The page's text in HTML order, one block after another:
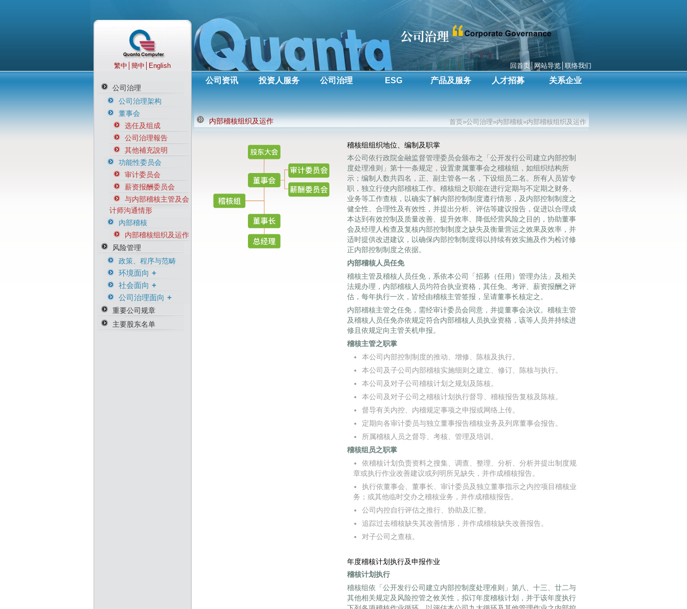
繁中 簡中 English 回首页│ 网站导览│ 联络我们
公司治理
公司治理架构
董事会
选任及组成
公司治理報告
其他補充說明
功能性委员会
审计委员会
薪资报酬委员会
与内部稽核主管及会
计师沟通情形
內部稽核
内部稽核组织及运作
风险管理
政策、程序与范畴
环境面向
环境危机风险
环境管理与职安相关
证书
社会面向
人权意识风险險
公司治理面向
商务因应风险
营运持续风险
重要公司规章
主要股东名单
公司资讯 投资人服务 公司治理 ESG 产品及服务 人才招募 关系企业
内部稽核组织及运作 首页»公司治理»内部稽核»内部稽核组织及运作
稽核组组织地位、编制及职掌
本公司依行政院金融监督管理委员会颁布之「公开发行公司建立内部控制
度处理准则」第十一条规定，设置隶属董事会之稽核组，如组织结构所
示；编制人数共四名，正、副主管各一名，下设组员二名。所有人员皆专
职，独立行使内部稽核工作。稽核组之职能在进行定期与不定期之财务、
业务等工作查核，以确实了解内部控制制度遵行情形，及内部控制制度之
健全性、合理性及有效性，并提出分析、评估等建议报告，促进以合理成
本达到有效控制及质量改善、提升效率、降低经营风险之目的，协助董事
会及经理人检查及复核内部控制制度之缺失及衡量营运之效果及效率，并
适时提供改进建议，以确保内部控制制度得以持续有效实施及作为检讨修
正内部控制制度之依据。
内部稽核人员任免
稽核主管及稽核人员任免，系依本公司「招募（任用）管理办法」及相关
法规办理，内部稽核人员均符合执业资格，其任免、考评、薪资报酬之评
估，每年执行一次，皆经由稽核主管签报，呈请董事长核定之。
内部稽核主管之任免，需经审计委员会同意，并提董事会决议。稽核主管
及稽核人员任免亦依规定符合内部稽核人员执业资格，该等人员并持续进
修且依规定向主管关机申报。
稽核主管之职掌
本公司内部控制制度的推动、增修、陈核及执行。
本公司及子公司内部稽核实施细则之建立、修订、陈核与执行。
本公司及对子公司稽核计划之规划及陈核。
本公司及对子公司之稽核计划执行督导、稽核报告复核及陈核。
督导有关内控、内稽规定事项之申报或网络上传。
定期向各审计委员与独立董事报告稽核业务及列席董事会报告。
所属稽核人员之督导、考核、管理及培训。
稽核组员之职掌
依稽核计划负责资料之搜集、调查、整理、分析、分析并提出制度规
章或执行作业改善建议或列明所见缺失，并作成稽核报告。
执行依董事会、董事长、审计委员及独立董事指示之内控项目稽核业
务；或其他临时交办之稽核业务，并作成稽核报告。
公司内控自行评估之推行、协助及汇整。
追踪过去稽核缺失其改善情形，并作成稽核缺失改善报告。
对子公司之查核。
年度稽核计划执行及申报作业
稽核计划执行
稽核组依「公开发行公司建立内部控制度处理准则」第八、十三、廿二与
其他相关规定及风险控管之攸关性，拟订年度稽核计划，并于该年度执行